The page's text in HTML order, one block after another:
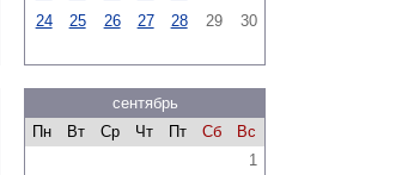
24
25 26 27 28 29 30
сентябрь
Пн
Вт Ср Чт Пт Сб
Вс
1